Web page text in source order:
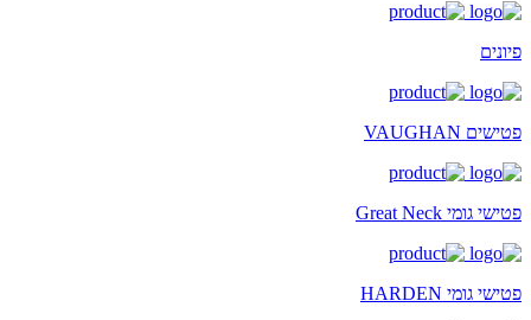
פיונים
פטישים VAUGHAN
פטישי גומי Great Neck
פטישי גומי HARDEN